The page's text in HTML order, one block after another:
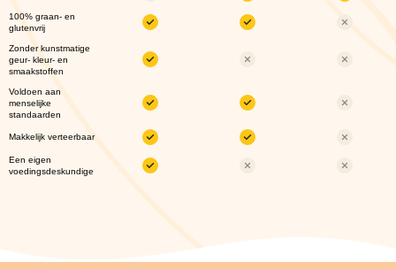
100% graan- en
glutenvrij
Zonder kunstmatige
geur- kleur- en
smaakstoffen
Voldoen aan
menselijke
standaarden
Makkelijk verteerbaar
Een eigen
voedingsdeskundige